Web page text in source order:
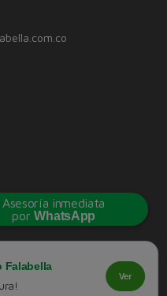
Asesoría inmediata
porWhatsApp
Falabella
Ver